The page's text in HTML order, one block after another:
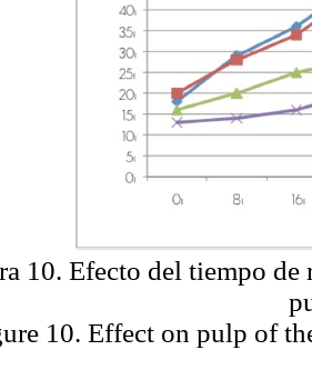
10. Efecto del tiempo
10. Effect on pulp of